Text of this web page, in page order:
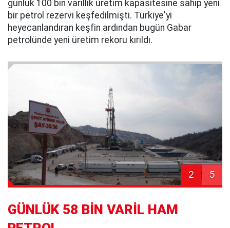
günlük 100 bin varillik üretim kapasitesine sahip yeni
bir petrol rezervi keşfedilmişti. Türkiye'yi
heyecanlandıran keşfin ardından bugün Gabar
petrolünde yeni üretim rekoru kırıldı.
2 5
GÜNLÜK 58 BİN VARİL HAM